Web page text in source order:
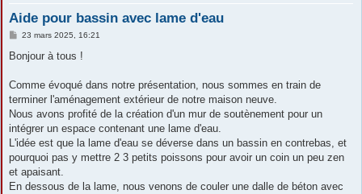
Aide pour bassin avec lame d'eau
M
s
g
23 mars 2025, 16:21
Bonjour à tous !
Comme évoqué dans notre présentation, nous sommes en train de
terminer l'aménagement extérieur de notre maison neuve.
Nous avons profité de la création d'un mur de soutènement pour un
intégrer un espace contenant une lame d'eau.
L'idée est que la lame d'eau se déverse dans un bassin en contrebas, et
pourquoi pas y mettre 2 3 petits poissons pour avoir un coin un peu zen
et apaisant.
En dessous de la lame, nous venons de couler une dalle de béton avec